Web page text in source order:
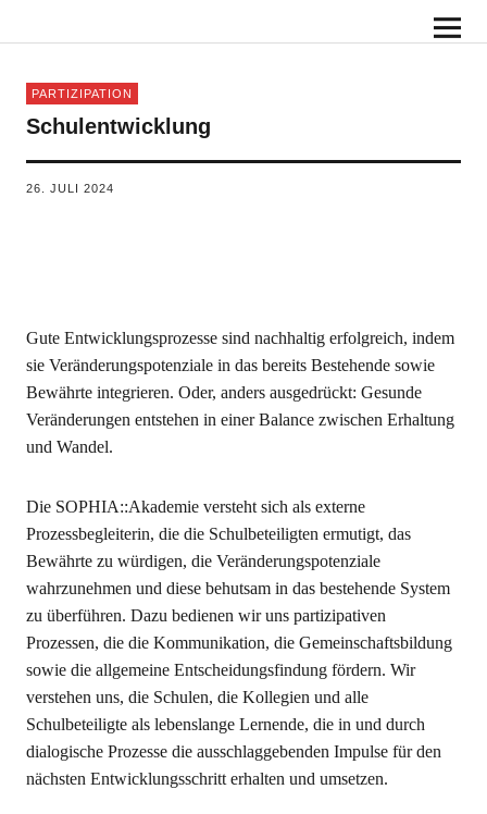
PARTIZIPATION
Schulentwicklung
26. JULI 2024
Gute Entwicklungsprozesse sind nachhaltig erfolgreich, indem
sie Veränderungspotenziale in das bereits Bestehende sowie
Bewährte integrieren. Oder, anders ausgedrückt: Gesunde
Veränderungen entstehen in einer Balance zwischen Erhaltung
und Wandel.
Die SOPHIA::Akademie versteht sich als externe
Prozessbegleiterin, die die Schulbeteiligten ermutigt, das
Bewährte zu würdigen, die Veränderungspotenziale
wahrzunehmen und diese behutsam in das bestehende System
zu überführen. Dazu bedienen wir uns partizipativen
Prozessen, die die Kommunikation, die Gemeinschaftsbildung
sowie die allgemeine Entscheidungsfindung fördern. Wir
verstehen uns, die Schulen, die Kollegien und alle
Schulbeteiligte als lebenslange Lernende, die in und durch
dialogische Prozesse die ausschlaggebenden Impulse für den
nächsten Entwicklungsschritt erhalten und umsetzen.